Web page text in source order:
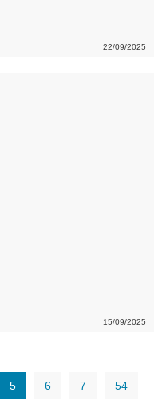
22/09/2025
15/09/2025
5 6 7 54